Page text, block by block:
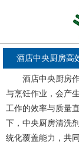
酒店中央厨房高
酒店中央厨房
与烹饪作业，会产
工作的效率与质量
下，中央厨房清洗
统化覆盖能力，共